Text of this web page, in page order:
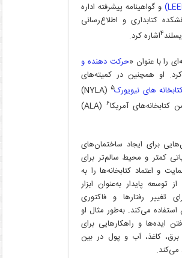
و گواهینامه پیشرفته اداره
کتابداری و اطلاع‌رسانی
۴اشاره کرد.
حرکت دهنده و
او همچنین در کمیته­‌های
های نیویورک۵
(NYLA)
کتابخانه‌­های آمریکا۶
(ALA)
برای ایجاد ساختمان­‌های
کمتر و محیط سالم‌تر برای
و اعتماد کتابخانه­‌ها را به
پایدار به‌عنوان ابزار
تغییر رفتار­ها و فاکتوری
استفاده می­‌کند. به‌طور مثال او
ایده‌ها و راهکار­هایی برای
کاغذ، آب و پول در بین
می­‌کند.